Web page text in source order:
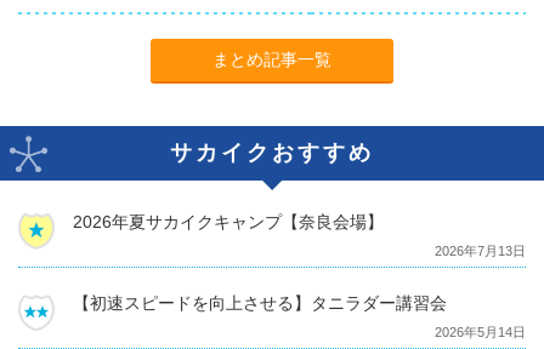
まとめ記事一覧
サカイクおすすめ
2026年夏サカイクキャンプ【奈良会場】
2026年7月13日
【初速スピードを向上させる】タニラダー講習会
2026年5月14日